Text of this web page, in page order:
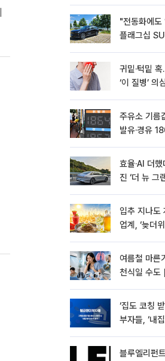
"전동화에도
플래그십
귀밑·턱밑
‘이 질병’
주유소 기름
발유·경유
효율·AI 더
진 ‘더 뉴 그
입추 지나도
업계, ‘늦더
여름철 마른
천식일 수
‘집도 코칭
부자들, ‘내
블루엘리펀